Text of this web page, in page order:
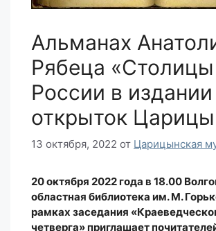
Альманах
Рябеца «Столицы
России в издании
открыток
13 октября, 2022 от Царицынская
20 октября 2022 года в 18.00
областная библиотека им. М.
рамках заседания
четверга» приглашает